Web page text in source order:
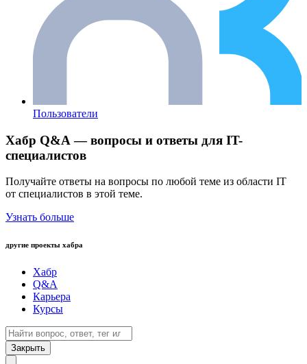
Пользователи
Хабр Q&A — вопросы и ответы для IT-
специалистов
Получайте ответы на вопросы по любой теме из области IT
от специалистов в этой теме.
Узнать больше
другие проекты хабра
Хабр
Q&A
Карьера
Курсы
Закрыть